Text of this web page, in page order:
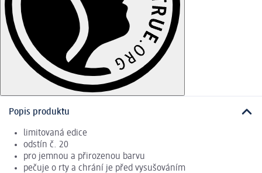
Popis produktu
limitovaná edice
odstín č. 20
pro jemnou a přirozenou barvu
pečuje o rty a chrání je před vysušováním